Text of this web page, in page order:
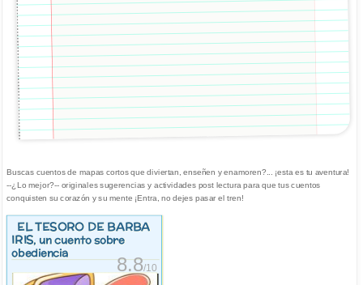
Buscas cuentos de mapas cortos que diviertan, enseñen y enamoren?... ¡esta es tu aventura!
--¿Lo mejor?-- originales sugerencias y actividades post lectura para que tus cuentos
conquisten su corazón y su mente ¡Entra, no dejes pasar el tren!
EL TESORO DE BARBA
IRIS, un cuento sobre
obediencia
8.8/10